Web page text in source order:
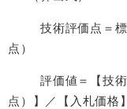
技術評価点＝標
点）
評価値＝【技術
点）】／【入札価格】